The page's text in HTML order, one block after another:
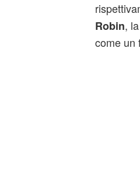
Robin,
come un